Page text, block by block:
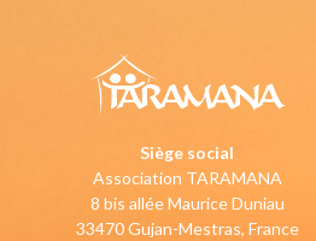
Siège social
Association TARAMANA
8 bis allée Maurice Duniau
33470 Gujan-Mestras, France